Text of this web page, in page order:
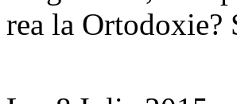
rea la Ortodoxie?